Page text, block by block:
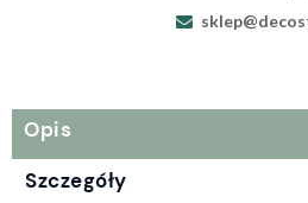
Opis
Szczegóły